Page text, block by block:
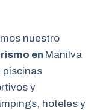
nuestro
en Manilva
piscinas
y
hoteles y